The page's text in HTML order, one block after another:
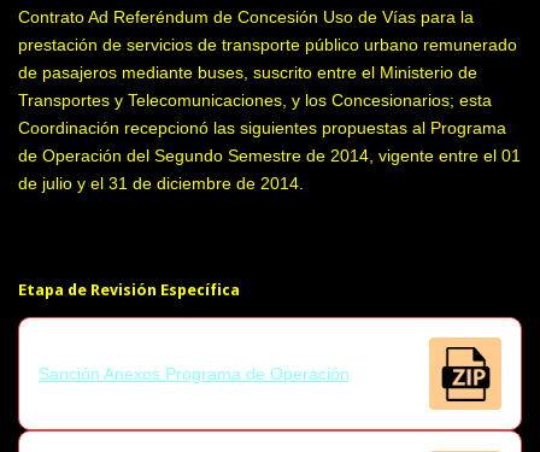
Contrato Ad Referéndum de Concesión Uso de Vías para la
prestación de servicios de transporte público urbano remunerado
de pasajeros mediante buses, suscrito entre el Ministerio de
Transportes y Telecomunicaciones, y los Concesionarios; esta
Coordinación recepcionó las siguientes propuestas al Programa
de Operación del Segundo Semestre de 2014, vigente entre el 01
de julio y el 31 de diciembre de 2014.
Etapa de Revisión Específica
Sanción Anexos Programa de Operación